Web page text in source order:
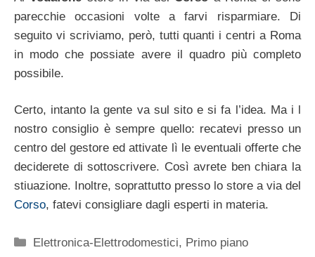
parecchie occasioni volte a farvi risparmiare. Di
seguito vi scriviamo, però, tutti quanti i centri a Roma
in modo che possiate avere il quadro più completo
possibile.
Certo, intanto la gente va sul sito e si fa l’idea. Ma i l
nostro consiglio è sempre quello: recatevi presso un
centro del gestore ed attivate lì le eventuali offerte che
deciderete di sottoscrivere. Così avrete ben chiara la
stiuazione. Inoltre, soprattutto presso lo store a via del
Corso, fatevi consigliare dagli esperti in materia.
Categorie
Elettronica-Elettrodomestici, Primo piano